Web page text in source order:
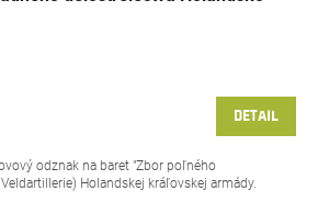
DETAIL
odznak na baret "Zbor poľného
Holandskej kráľovskej armády.